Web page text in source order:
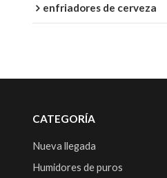
enfriadores de cerveza
CATEGORÍA
Nueva llegada
Humidores de puros